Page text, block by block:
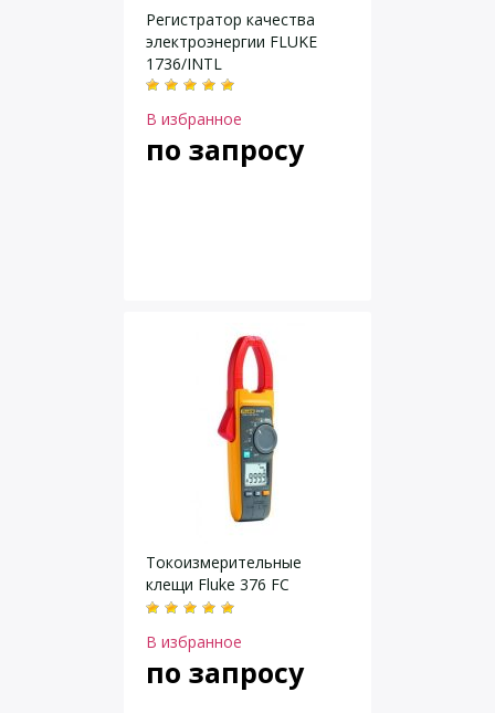
Регистратор качества
электроэнергии FLUKE
1736/INTL
В избранное
по запросу
Токоизмерительные
клещи Fluke 376 FC
В избранное
по запросу